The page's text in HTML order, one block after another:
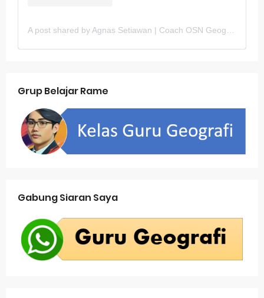
A post shared by Agnas Setiawan | Coach OSN Geografi (@gurugeografi)
Grup Belajar Rame
Gabung Siaran Saya